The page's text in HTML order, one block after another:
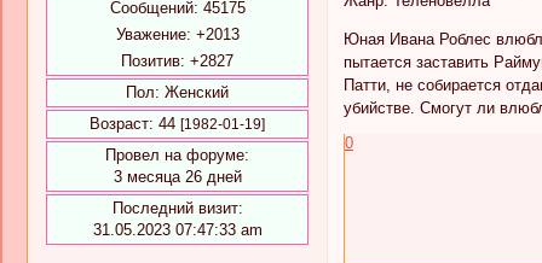
Сообщений: 45175
Уважение: +2013
Позитив: +2827
Пол: Женский
Возраст: 44 [1982-01-19]
Провел на форуме:
3 месяца 26 дней
Последний визит:
31.05.2023 07:47:33 am
Юная Ивана Роблес
пытается заставить
Патти, не собирается
убийстве. Смогут ли
0